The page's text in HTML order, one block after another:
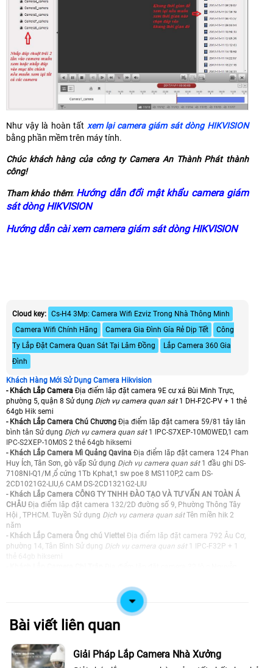
Như vậy là hoàn tất xem lại camera giám sát dòng HIKVISION
bằng phần mềm trên máy tính.
Chúc khách hàng của công ty Camera An Thành Phát thành
công!
Tham khảo thêm: Hướng dẫn đổi mật khẩu camera giám
sát dòng HIKVISION
Hướng dẫn cài xem camera giám sát dòng HIKVISION
Cloud key: Cs-H4 3Mp: Camera Wifi Ezviz Trong Nhà Thông Minh
Camera Wifi Chính Hãng
Camera Gia Đình Gía Rẻ Dịp Tết
Công
Ty Lắp Đặt Camera Quan Sát Tại Lâm Đồng
Lắp Camera 360 Gia
Đình
Khách Hàng Mới Sử Dụng Camera Hikvision
- Khách Lắp Camera Địa điểm lăp đặt camera 9E cư xá Bùi Minh Trực,
phường 5, quận 8 Sử dụng Dịch vụ camera quan sát 1 DH-F2C-PV + 1 thẻ
64gb Hik semi
- Khách Lắp Camera Chú Chương Địa điểm lăp đặt camera 59/81 tây lân
bình tân Sử dụng Dịch vụ camera quan sát 1 IPC-S7XEP-10M0WED,1 cam
IPC-S2XEP-10M0S 2 thẻ 64gb hiksemi
- Khách Lắp Camera Mì Quảng Qavina Địa điểm lăp đặt camera 124 Phan
Huy Ích, Tân Sơn, gò vấp Sử dụng Dịch vụ camera quan sát 1 đầu ghi DS-
7108NI-Q1/M ,ổ cứng 1Tb Kphat,1 sw poe 8 MS110P,2 cam DS-
2CD1021G2-LIU,6 CAM DS-2CD1321G2-LIU
- Khách Lắp Camera CÔNG TY TNHH ĐÀO TẠO VÀ TƯ VẤN AN TOÀN Á
CHÂU Địa điểm lăp đặt camera 132/2D đường số 9, Phường Thông Tây
Hội , TPHCM. Tuyền Sử dụng Dịch vụ camera quan sátTên miền hik 2
năm
- Khách Lắp Camera Ông chú Viettel Địa điểm lăp đặt camera 792 Âu Cơ,
phường 14, Tân Bình Sử dụng Dịch vụ camera quan sát 1 IPC-F32P + 1
1K3WKFL, 1 CS-H8c-R200-1J5WKFL + 2 thẻ 64GB Hiksemi
Địa điểm lăp đặt camera 105 Cô Giang,
Dịch vụ camera quan sát1 cam hik DS-2CD1121G2-LIU
- Khách Lắp Camera Công Ty TNHH MAYBE
1625 Song Hành, KP.2, xã Hóc Môn (Kho màu xanh - Gần quán Phở Việt)
2Tb HIK ,2 cam mvd IPC-S2XP-10MOWED, 1 switch tp-link 5port 100Mb
Ls1005
Bài viết liên quan
Giải Pháp Lắp Camera Nhà Xưởng